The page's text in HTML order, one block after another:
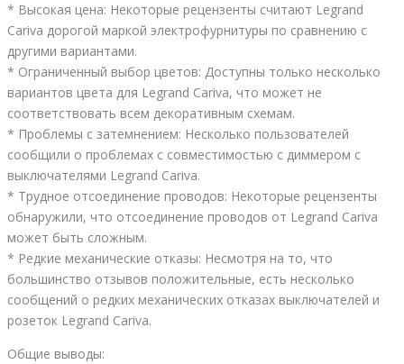
* Высокая цена: Некоторые рецензенты считают Legrand
Cariva дорогой маркой электрофурнитуры по сравнению с
другими вариантами.
* Ограниченный выбор цветов: Доступны только несколько
вариантов цвета для Legrand Cariva, что может не
соответствовать всем декоративным схемам.
* Проблемы с затемнением: Несколько пользователей
сообщили о проблемах с совместимостью с диммером с
выключателями Legrand Cariva.
* Трудное отсоединение проводов: Некоторые рецензенты
обнаружили, что отсоединение проводов от Legrand Cariva
может быть сложным.
* Редкие механические отказы: Несмотря на то, что
большинство отзывов положительные, есть несколько
сообщений о редких механических отказах выключателей и
розеток Legrand Cariva.
Общие выводы: